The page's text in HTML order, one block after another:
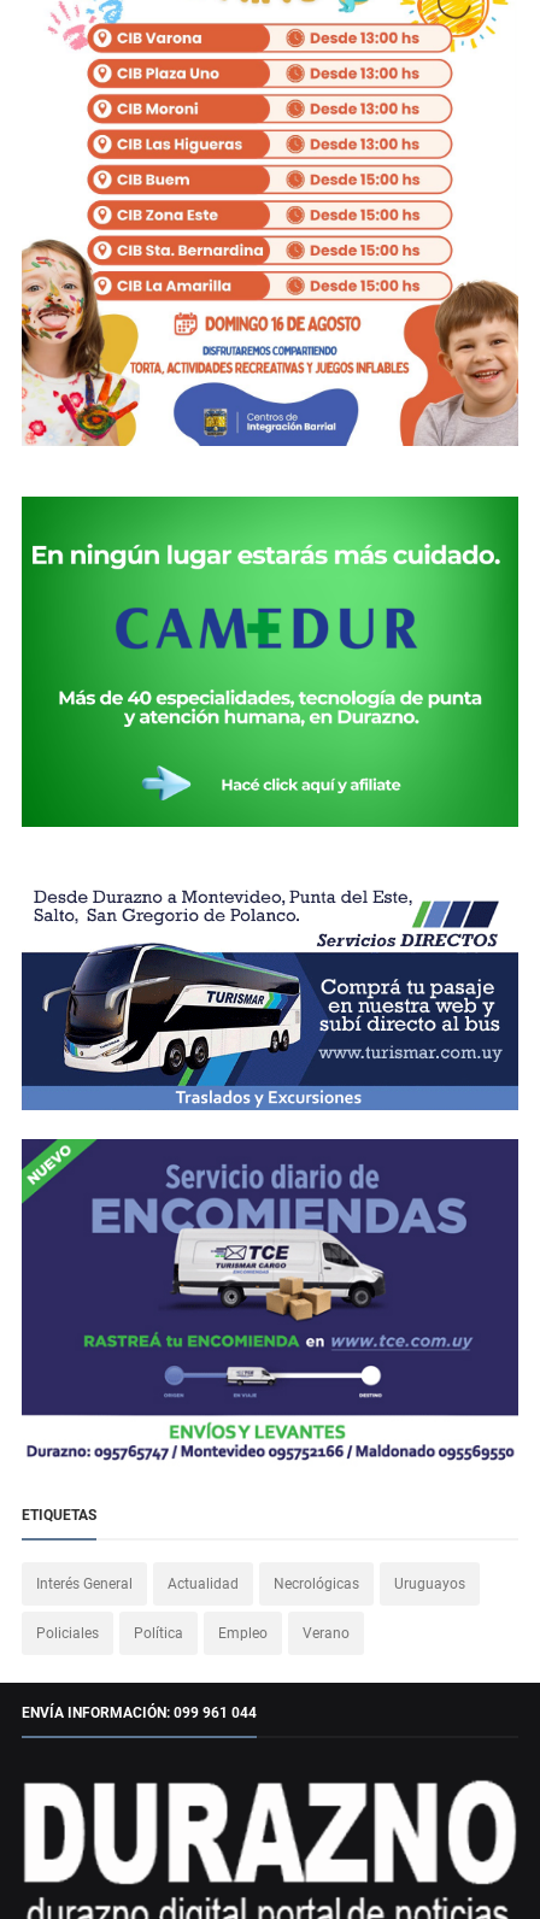
ETIQUETAS
Interés General Actualidad Necrológicas Uruguayos
Policiales Política Empleo Verano
ENVÍA INFORMACIÓN: 099 961 044